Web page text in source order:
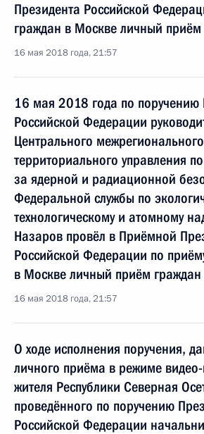
Президента Российской
граждан в Москве личный приём
16 мая 2018 года, 21:57
16 мая 2018 года по поручению
Российской Федерации
Центрального межрегионального
территориального управления
за ядерной и радиационной
Федеральной службы по
технологическому и атомному
Назаров провёл в Приёмной
Российской Федерации по
в Москве личный приём граждан
16 мая 2018 года, 21:57
О ходе исполнения поручения,
личного приёма в режиме
жителя Республики Северная
проведённого по поручению
Российской Федерации